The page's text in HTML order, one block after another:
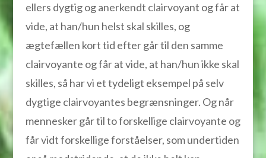
ellers dygtig og anerkendt clairvoyant og får at
vide, at han/hun helst skal skilles, og
ægtefællen kort tid efter går til den samme
clairvoyante og får at vide, at han/hun ikke skal
skilles, så har vi et tydeligt eksempel på selv
dygtige clairvoyantes begrænsninger. Og når
mennesker går til to forskellige clairvoyante og
får vidt forskellige forståelser, som undertiden